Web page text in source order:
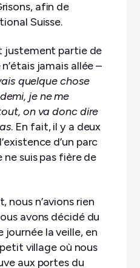
afin de
Suisse.
justement partie de
jamais allée –
quelque chose
je ne me
on va donc dire
. En fait, il y a deux
d’un parc
ne suis pas fière de
nous n’avions rien
avons décidé du
la veille, en
village où nous
aux portes du